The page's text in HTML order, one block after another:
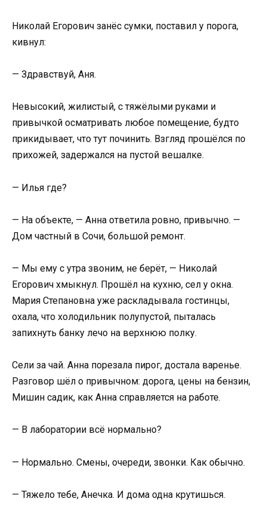
Николай Егорович занёс сумки, поставил у порога,
кивнул:
— Здравствуй, Аня.
Невысокий, жилистый, с тяжёлыми руками и
привычкой осматривать любое помещение, будто
прикидывает, что тут починить. Взгляд прошёлся по
прихожей, задержался на пустой вешалке.
— Илья где?
— На объекте, — Анна ответила ровно, привычно. —
Дом частный в Сочи, большой ремонт.
— Мы ему с утра звоним, не берёт, — Николай
Егорович хмыкнул. Прошёл на кухню, сел у окна.
Мария Степановна уже раскладывала гостинцы,
охала, что холодильник полупустой, пыталась
запихнуть банку лечо на верхнюю полку.
Сели за чай. Анна порезала пирог, достала варенье.
Разговор шёл о привычном: дорога, цены на бензин,
Мишин садик, как Анна справляется на работе.
— В лаборатории всё нормально?
— Нормально. Смены, очереди, звонки. Как обычно.
— Тяжело тебе, Анечка. И дома одна крутишься.